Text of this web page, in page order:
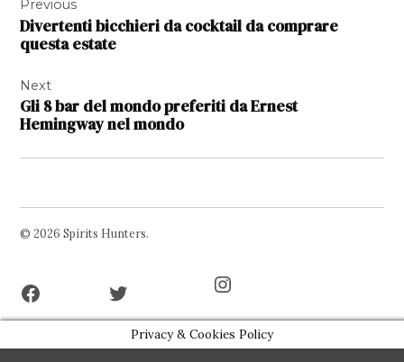
articoli
Previous
Divertenti bicchieri da cocktail da comprare
questa estate
Next
Gli 8 bar del mondo preferiti da Ernest
Hemingway nel mondo
© 2026 Spirits Hunters.
Privacy & Cookies Policy